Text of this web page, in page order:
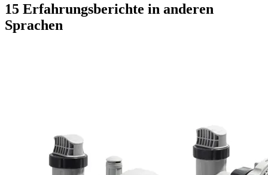
15 Erfahrungsberichte in anderen
Sprachen